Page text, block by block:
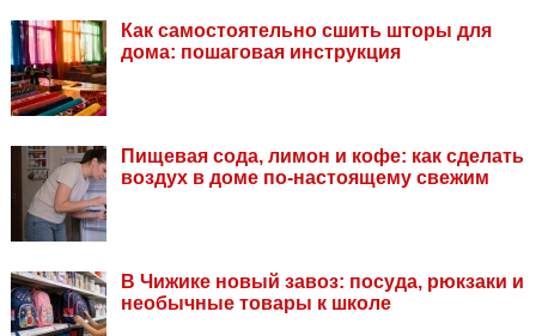
Как самостоятельно сшить шторы для
дома: пошаговая инструкция
Пищевая сода, лимон и кофе: как сделать
воздух в доме по-настоящему свежим
В Чижике новый завоз: посуда, рюкзаки и
необычные товары к школе